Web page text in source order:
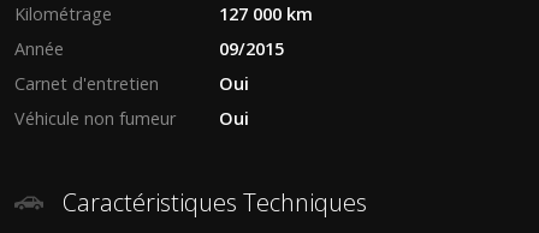
Kilométrage
127 000 km
Année
09/2015
Carnet d'entretien
Oui
Véhicule non fumeur
Oui
Caractéristiques Techniques